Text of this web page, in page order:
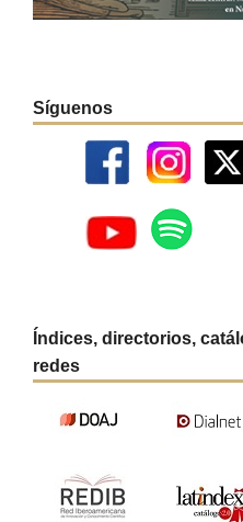
Síguenos
Índices, directorios,
redes